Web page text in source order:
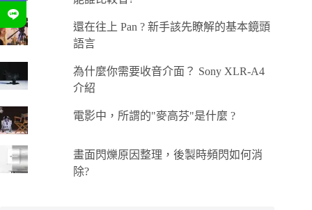
還在往上 Pan ? 新手該先瞭解的基本鏡頭
語言
為什麼你需要收音介面？ Sony XLR-A4
介紹
電影中，所謂的"麥高芬"是什麼 ?
畫面閃爍原因整理，後製時頻閃如何消
除?